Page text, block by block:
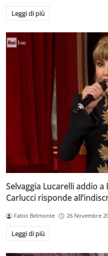
Leggi di più
Selvaggia Lucarelli addio
Carlucci risponde
Fabio Belmonte 26 Novembre
Leggi di più